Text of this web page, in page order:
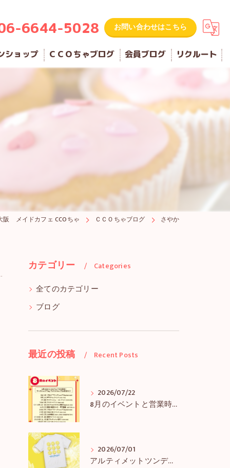
6644-5028 お問い合わせはこちら
ショップ ＣＣＯちゃブログ 会員ブログ リクルート
阪 メイドカフェ CCOちゃ ＣＣＯちゃブログ さやか
カテゴリー Categories
全てのカテゴリー
ブログ
最近の投稿 Recent Posts
2026/07/22
8月のイベントと営業時間のお知らせ
2026/07/01
アルティメットツンデレーダー解禁＆アルツンBIGTEE販売のお知らせ